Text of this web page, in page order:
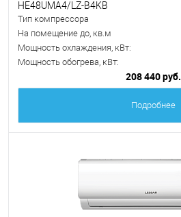
HE48UMA4/LZ-B4KB
Тип компрессора
На помещение до, кв.м
Мощность охлаждения, кВт:
Мощность обогрева, кВт:
208 440 руб.
Подробнее